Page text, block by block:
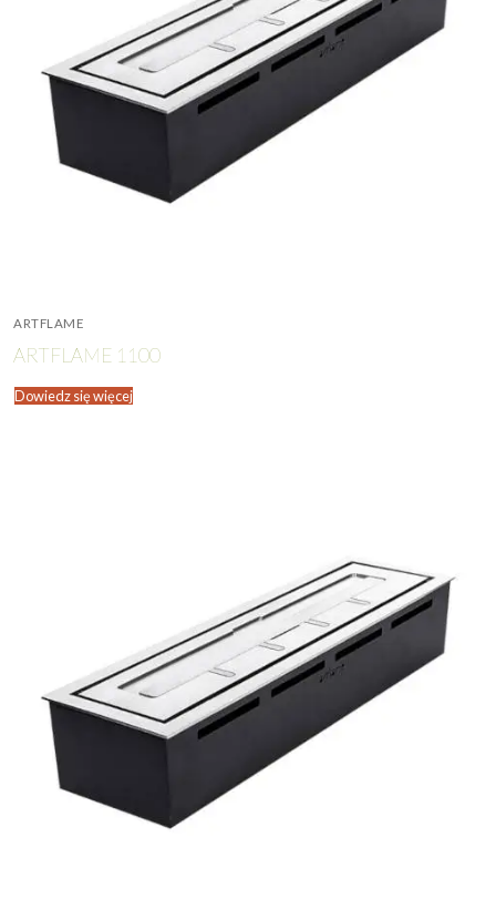
ARTFLAME
ARTFLAME 1100
Dowiedz się więcej